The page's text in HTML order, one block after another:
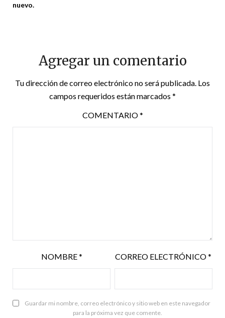
nuevo.
Agregar un comentario
Tu dirección de correo electrónico no será publicada. Los
campos requeridos están marcados *
COMENTARIO*
NOMBRE* CORREO ELECTRÓNICO*
Guardar mi nombre, correo electrónico y sitio web en este navegador
para la próxima vez que comente.